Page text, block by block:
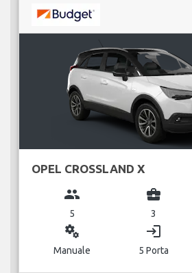
OPEL CROSSLAND X
group
5
business_center
3
miscellaneous_services
Manuale
login
5 Porta